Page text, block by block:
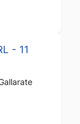
- 11